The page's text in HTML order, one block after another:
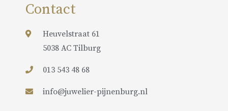
Contact
Heuvelstraat 61
5038 AC Tilburg
013 543 48 68
info@juwelier-pijnenburg.nl